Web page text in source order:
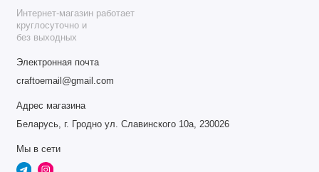
Интернет-магазин работает
круглосуточно и
без выходных
Электронная почта
craftoemail@gmail.com
Адрес магазина
Беларусь, г. Гродно ул. Славинского 10а, 230026
Мы в сети